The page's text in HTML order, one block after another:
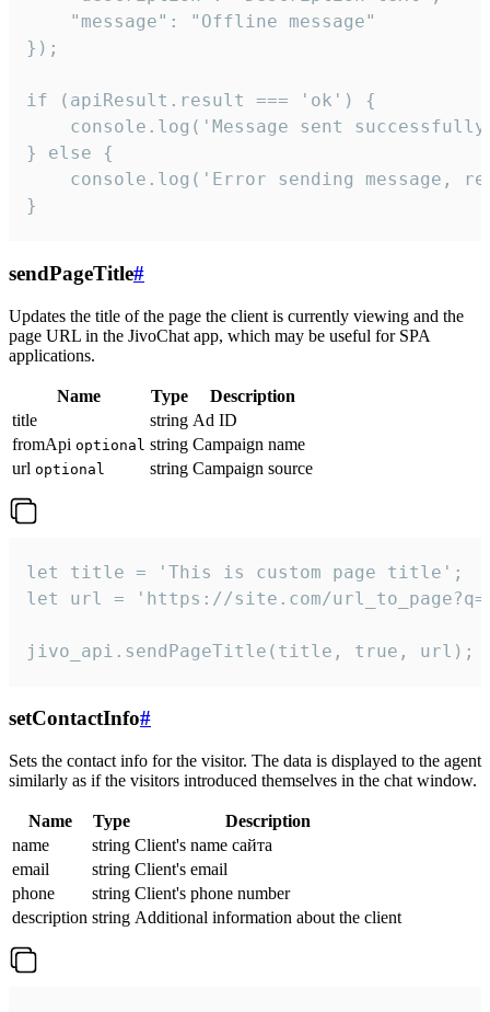
    "message": "Offline message"
});
if (apiResult.result === 'ok') {
console.log('Message sent
} else {
console.log('Error sending message,
}
sendPageTitle#
Updates the title of the page the client is currently viewing and the
page URL in the JivoChat app, which may be useful for SPA
applications.
Name Type
Description
title
string Ad ID
fromApi optional string Campaign name
url optional string Campaign source
let title = 'This is custom page title';
let url = 'https://site.com/
jivo_api.sendPageTitle(title, true, url);
setContactInfo#
Sets the contact info for the visitor. The data is displayed to the agent
similarly as if the visitors introduced themselves in the chat window.
Name Type
Description
name
string Client's name сайта
email
string Client's email
phone
string Client's phone number
description string Additional information about the client